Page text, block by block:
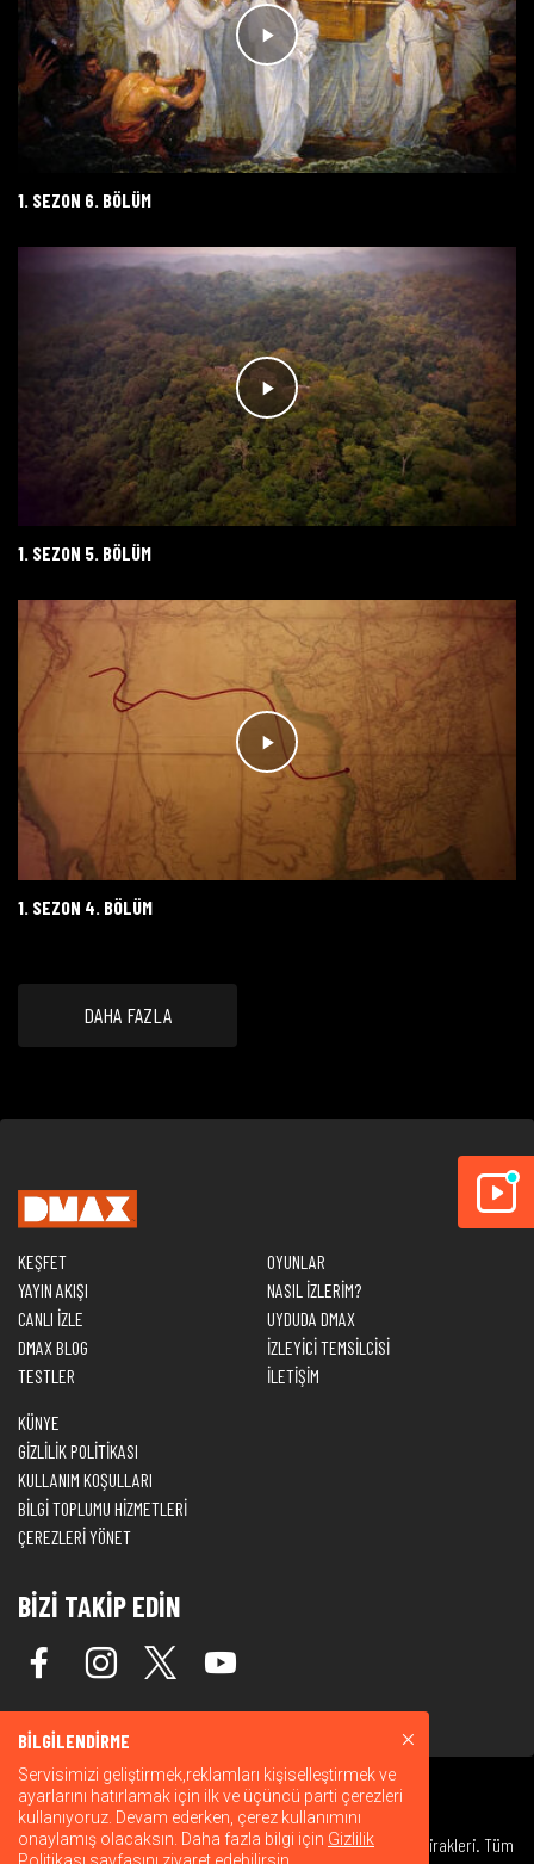
1. SEZON 6. BÖLÜM
1. SEZON 5. BÖLÜM
1. SEZON 4. BÖLÜM
DAHA FAZLA
KEŞFET
YAYIN AKIŞI
CANLI İZLE
DMAX BLOG
TESTLER
OYUNLAR
NASIL İZLERİM?
UYDUDA DMAX
İZLEYİCİ TEMSİLCİSİ
İLETİŞİM
KÜNYE
GİZLİLİK POLİTİKASI
KULLANIM KOŞULLARI
BİLGİ TOPLUMU HİZMETLERİ
ÇEREZLERİ YÖNET
BİZİ TAKİP EDİN
© 2026 Warner Bros. Discovery, Inc. veya bağlı kuruluşları ve iştirakleri. Tüm
BİLGİLENDİRME
Servisimizi geliştirmek,reklamları kişiselleştirmek ve
ayarlarını hatırlamak için ilk ve üçüncü parti çerezleri
kullanıyoruz. Devam ederken, çerez kullanımını
onaylamış olacaksın. Daha fazla bilgi için Gizlilik